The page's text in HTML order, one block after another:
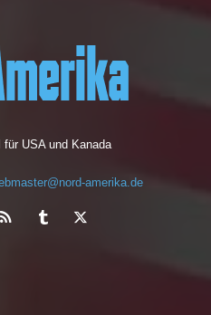
für USA und Kanada
amerika.de